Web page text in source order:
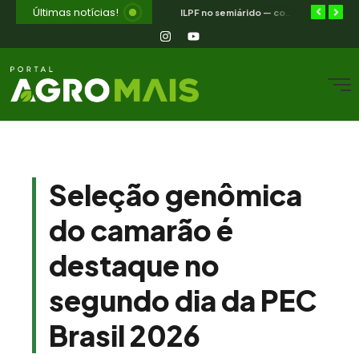
Últimas notícias!
Seleção genômica
do camarão é
destaque no
segundo dia da PEC
Brasil 2026